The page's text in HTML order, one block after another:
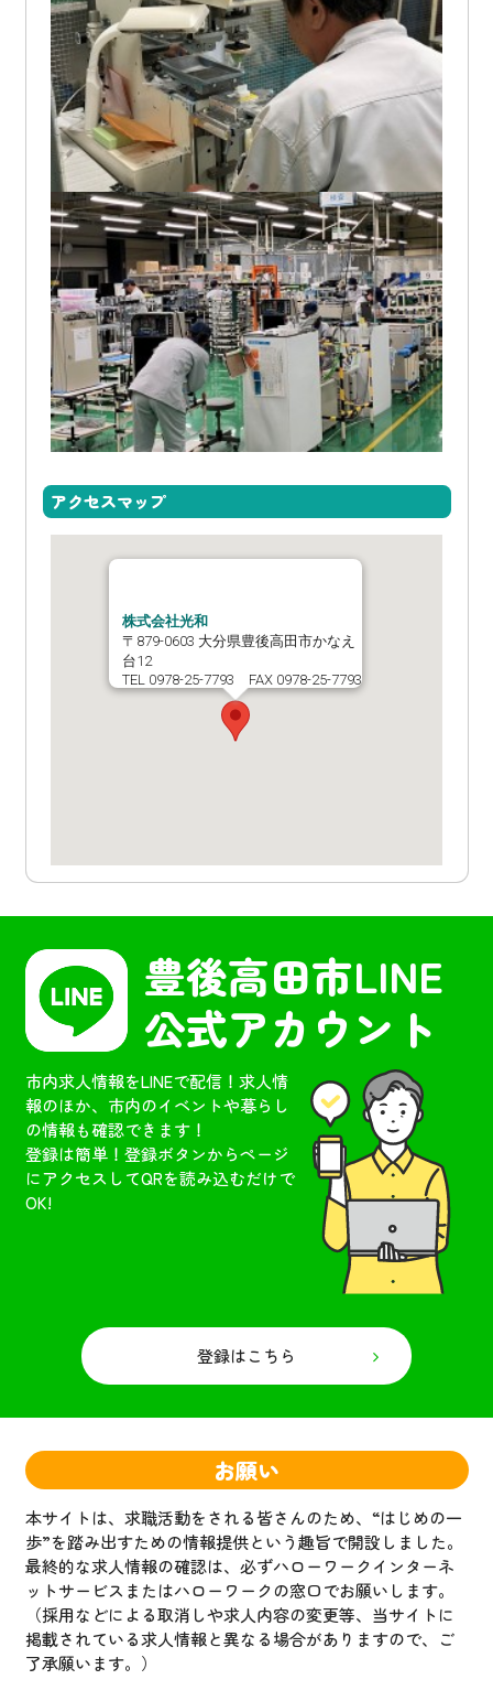
アクセスマップ
株式会社光和
〒879-0603 大分県豊後高田市かなえ
台12
TEL 0978-25-7793 FAX 0978-25-7793
豊後高田市LINE
公式アカウント
市内求人情報をLINEで配信！求人情
報のほか、市内のイベントや暮らし
の情報も確認できます！
登録は簡単！登録ボタンからページ
にアクセスしてQRを読み込むだけで
OK!
登録はこちら
お願い
本サイトは、求職活動をされる皆さんのため、“はじめの一
歩”を踏み出すための情報提供という趣旨で開設しました。
最終的な求人情報の確認は、必ずハローワークインターネ
ットサービスまたはハローワークの窓口でお願いします。
（採用などによる取消しや求人内容の変更等、当サイトに
掲載されている求人情報と異なる場合がありますので、ご
了承願います。）